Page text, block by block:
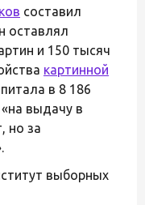
составил
оставлял
и 150 тысяч
картинной
в 8 186
выдачу в
но за
выборных